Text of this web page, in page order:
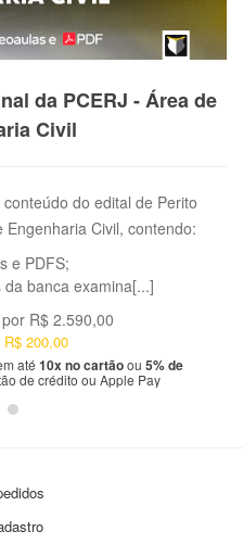
da PCERJ - Área de
Civil
do edital de Perito
Civil, contendo:
e PDFS;
banca examina[...]
por R$ 2.590,00
R$ 200,00
até 10x no cartãoou 5% de
de crédito ou Apple Pay